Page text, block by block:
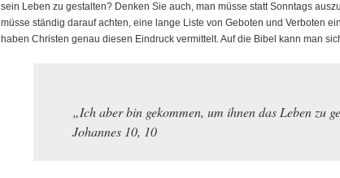
sein Leben zu gestalten? Denken Sie auch, man müsse statt Sonntags
müsse ständig darauf achten, eine lange Liste von Geboten und Verboten
haben Christen genau diesen Eindruck vermittelt. Auf die Bibel kann man
„Ich aber bin gekommen, um ihnen das Leben zu
Johannes 10, 10